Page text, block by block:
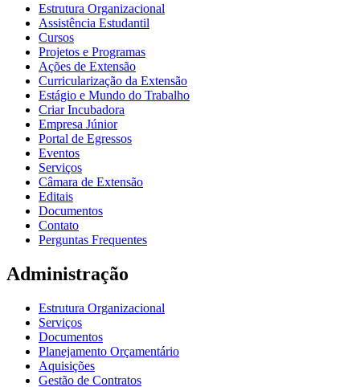
Estrutura Organizacional
Assistência Estudantil
Cursos
Projetos e Programas
Ações de Extensão
Curricularização da Extensão
Estágio e Mundo do Trabalho
Criar Incubadora
Empresa Júnior
Portal de Egressos
Eventos
Serviços
Câmara de Extensão
Editais
Documentos
Contato
Perguntas Frequentes
Administração
Estrutura Organizacional
Serviços
Documentos
Planejamento Orçamentário
Aquisições
Gestão de Contratos